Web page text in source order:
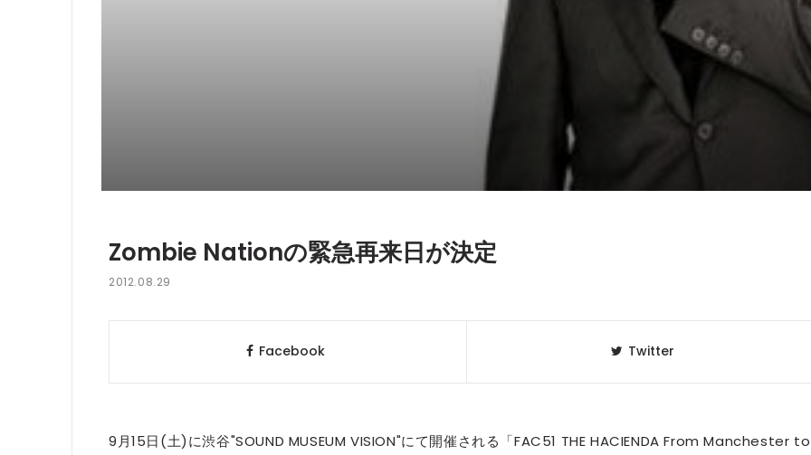
Zombie Nationの緊急再来日が決定
2012.08.29
Facebook Twitter
9月15日(土)に渋谷"SOUND MUSEUM VISION"にて開催される「FAC51 THE HACIENDA From Manchester